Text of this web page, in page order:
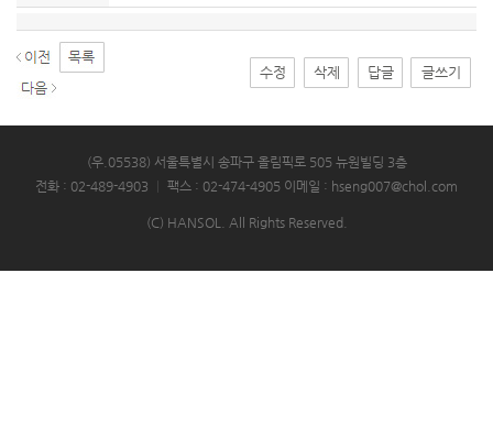
수정 삭제 답글 글쓰기
(우.05538) 서울특별시 송파구 올림픽로 505 뉴원빌딩 3층
전화 : 02-489-4903
팩스 : 02-474-4905 이메일 : hseng007@chol.com
(C) HANSOL. All Rights Reserved.